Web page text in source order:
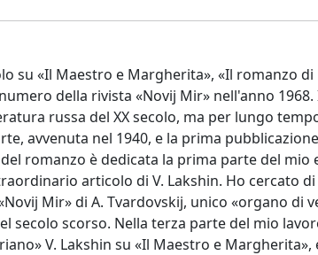
su «Il Maestro e Margherita», «Il romanzo di
della rivista «Novij Mir» nell'anno
russa del XX secolo, ma per lungo
avvenuta nel 1940, e la prima
romanzo è dedicata la prima parte del mio
articolo di V. Lakshin. Ho cercato
Mir» di A. Tvardovskij, unico «organo di
secolo scorso. Nella terza parte del mio
V. Lakshin su «Il Maestro e Margherita»,